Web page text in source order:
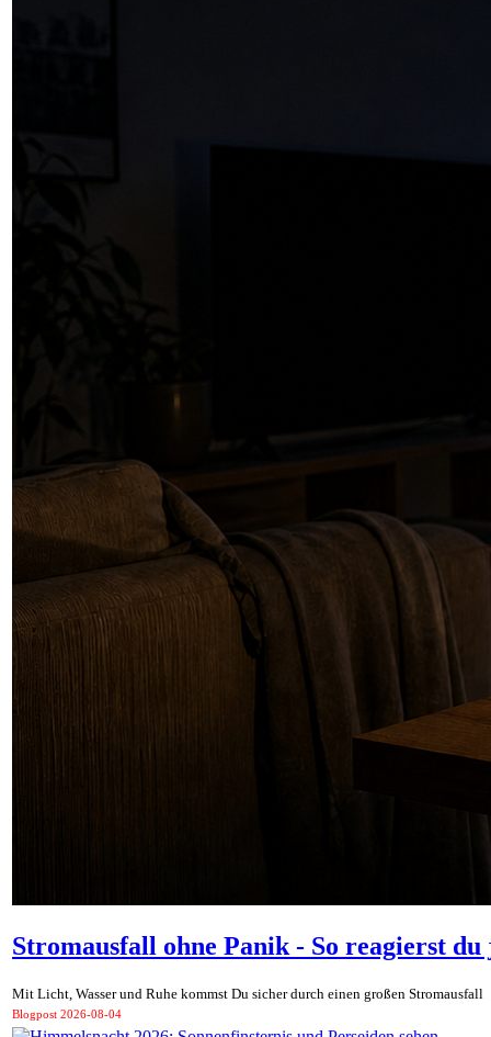
Stromausfall ohne Panik - So reagierst
Mit Licht, Wasser und Ruhe kommst Du sicher durch einen großen Stromausfall
Blogpost 2026-08-04